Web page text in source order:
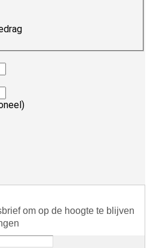
om op de hoogte te blijven